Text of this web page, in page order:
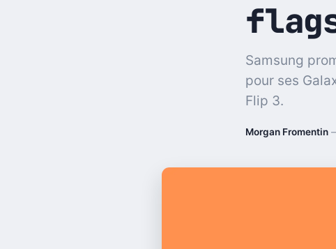
Samsung
pour ses
Flip 3.
Morgan Fromentin